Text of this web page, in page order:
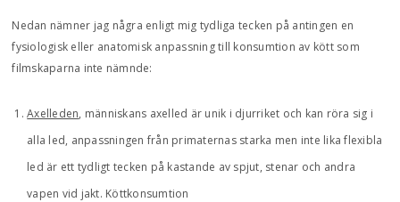
Nedan nämner jag några enligt mig tydliga tecken på antingen en
fysiologisk eller anatomisk anpassning till konsumtion av kött som
filmskaparna inte nämnde:
Axelleden, människans axelled är unik i djurriket och kan röra sig i
alla led, anpassningen från primaternas starka men inte lika flexibla
led är ett tydligt tecken på kastande av spjut, stenar och andra
vapen vid jakt. Köttkonsumtion